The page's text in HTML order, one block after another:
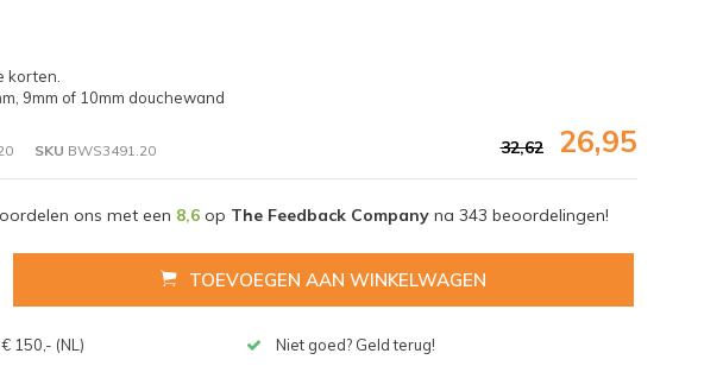
korten.
9mm of 10mm douchewand
SKU BWS3491.20 32,62 26,95
ons met een 8,6op The Feedback Companyna 343 beoordelingen!
TOEVOEGEN AAN WINKELWAGEN
150,- (NL) Niet goed? Geld terug!